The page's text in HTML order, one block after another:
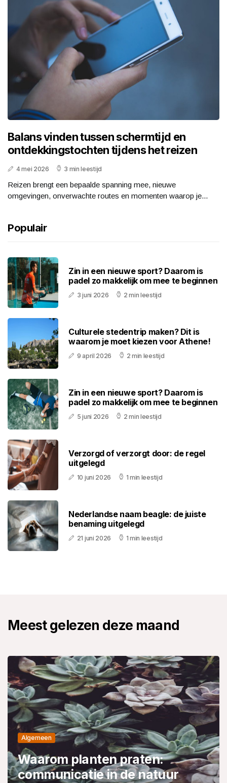
Balans vinden tussen schermtijd en
ontdekkingstochten tijdens het reizen
4 mei 2026 3 min leestijd
Reizen brengt een bepaalde spanning mee, nieuwe
omgevingen, onverwachte routes en momenten waarop je...
Populair
Zin in een nieuwe sport? Daarom is
padel zo makkelijk om mee te beginnen
3 juni 2026 2 min leestijd
Culturele stedentrip maken? Dit is
waarom je moet kiezen voor Athene!
9 april 2026 2 min leestijd
Zin in een nieuwe sport? Daarom is
padel zo makkelijk om mee te beginnen
5 juni 2026 2 min leestijd
Verzorgd of verzorgt door: de regel
uitgelegd
10 juni 2026 1 min leestijd
Nederlandse naam beagle: de juiste
benaming uitgelegd
21 juni 2026 1 min leestijd
Meest gelezen deze maand
Algemeen
Waarom planten praten:
communicatie in de natuur